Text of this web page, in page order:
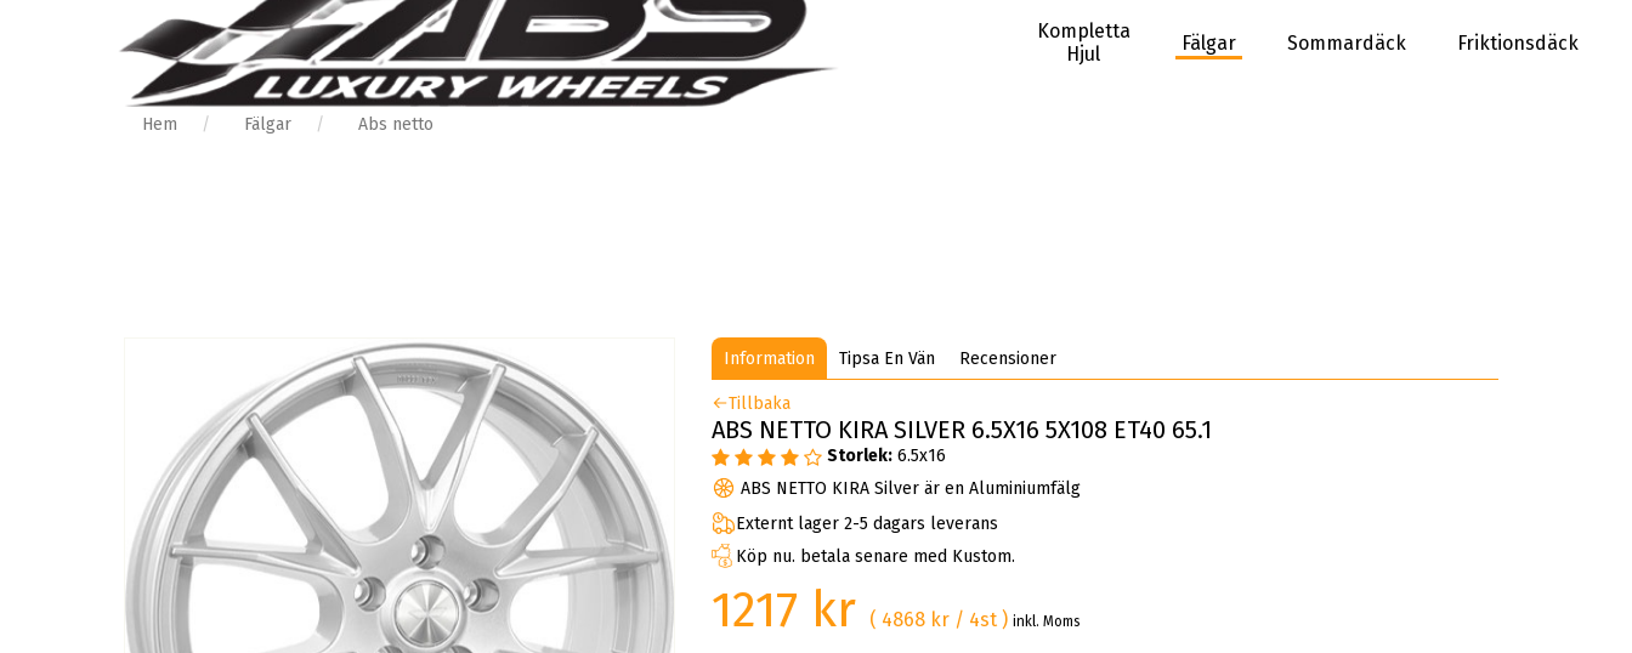
Kompletta
Hjul
Fälgar Sommardäck Friktionsdäck
Hem Fälgar Abs netto
Information Tipsa En Vän Recensioner
Tillbaka
ABS NETTO KIRA SILVER 6.5X16 5X108 ET40 65.1
Storlek: 6.5x16
ABS NETTO KIRA Silver är en Aluminiumfälg
Externt lager 2-5 dagars leverans
Köp nu. betala senare med Kustom.
1217 kr ( 4868 kr / 4st )inkl. Moms